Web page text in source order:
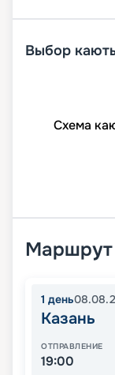
Выбор
Схема
Маршрут
1 день
Казань
ОТПРАВЛЕНИЕ
19:00